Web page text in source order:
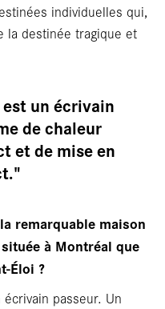
individuelles qui,
la destinée tragique et
un écrivain
de chaleur
et de mise en
la remarquable maison
à Montréal que
?
passeur. Un